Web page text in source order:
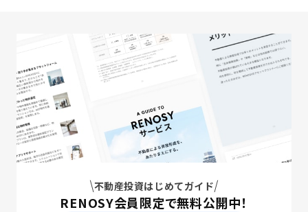
不動産投資はじめてガイド
RENOSY会員限定で無料公開中！